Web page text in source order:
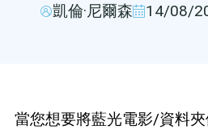
DVD複製
凱倫·尼爾森 14/08/
當您想要將藍光電影/資料